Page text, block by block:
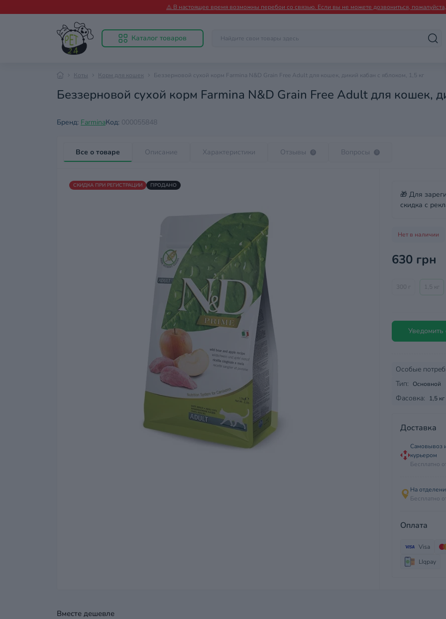
⚠️ В настоящее время возможны перебои со связью. Если вы не можете дозвониться,
Каталог товаров
Коты Корм для кошек Беззерновой сухой корм Farmina N&D Grain Free Adult для кошек, дикий кабан с яблоком, 1,5 кг
Беззерновой сухой корм Farmina N&D Grain Free Adult для кошек,
Бренд: FarminaКод: 000055848
Все о товаре Описание Характеристики Отзывы Вопросы
СКИДКА ПРИ РЕГИСТРАЦИИ ПРОДАНО
🎁 Для
скидка с
Нет в наличии
630 грн
300 г 1,5 кг
Уведомить
Особые
Тип: Основной
Фасовка: 1,5 кг
Доставка
Самовывоз
курьером
Бесплатно
На
Бесплатно
Оплата
Visa
LIqpay
Вместе дешевле